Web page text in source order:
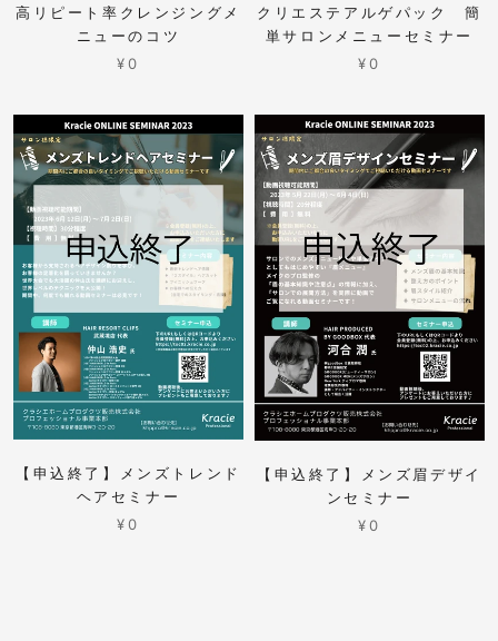
高リピート率クレンジングメ
ニューのコツ
¥0
クリエステアルゲパック 簡
単サロンメニューセミナー
¥0
【申込終了】メンズトレンド
ヘアセミナー
¥0
【申込終了】メンズ眉デザイ
ンセミナー
¥0